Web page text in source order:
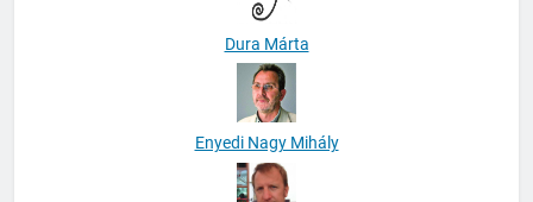
Dura Márta
Enyedi Nagy Mihály